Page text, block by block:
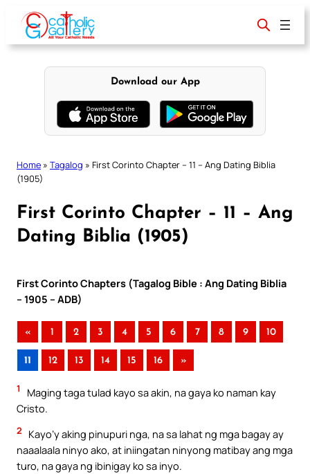
content
Download our App
Home » Tagalog » First Corinto Chapter – 11 – Ang Dating Biblia
(1905)
First Corinto Chapter – 11 – Ang
Dating Biblia (1905)
First Corinto Chapters (Tagalog Bible : Ang Dating Biblia
– 1905 – ADB)
« 1 2 3 4 5 6 7 8 9 10
11 12 13 14 15 16 »
1
Maging taga tulad kayo sa akin, na gaya ko naman kay
Cristo.
2
Kayo’y aking pinupuri nga, na sa lahat ng mga bagay ay
naaalaala ninyo ako, at iniingatan ninyong matibay ang mga
turo, na gaya ng ibinigay ko sa inyo.